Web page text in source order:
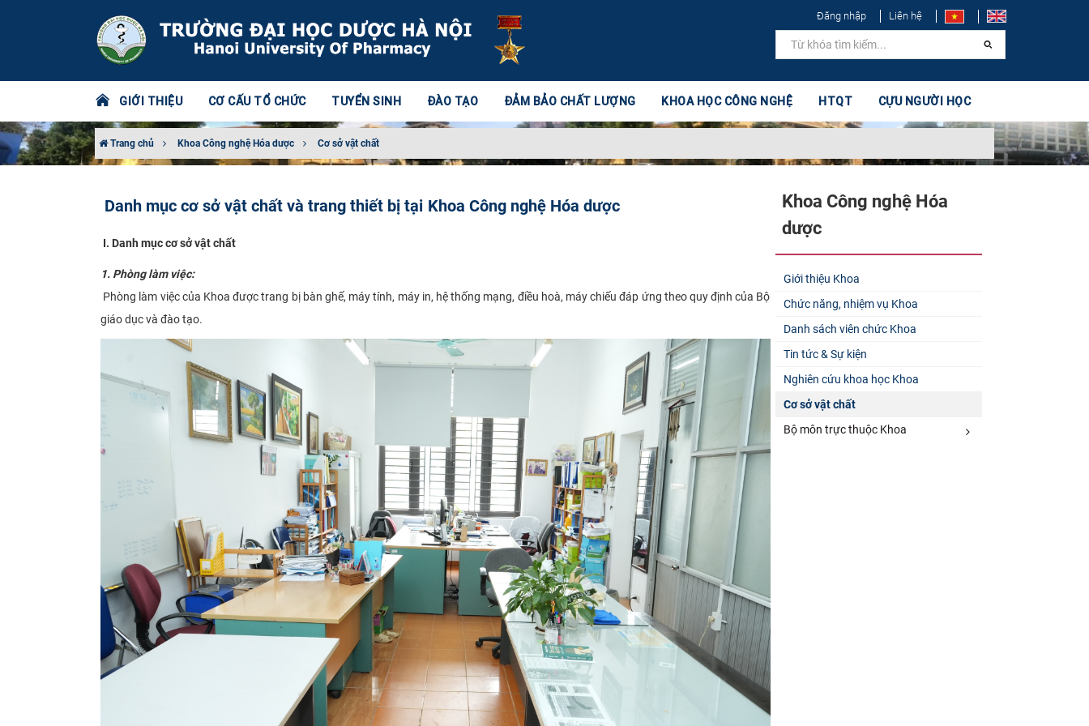
Đăng nhập Liên hệ
GIỚI THIỆU CƠ CẤU TỔ CHỨC TUYỂN SINH ĐÀO TẠO ĐẢM BẢO CHẤT LƯỢNG KHOA HỌC CÔNG NGHỆ HTQT CỰU NGƯỜI HỌC
Trang chủ Khoa Công nghệ Hóa dược Cơ sở vật chất
Danh mục cơ sở vật chất và trang thiết bị tại Khoa Công nghệ Hóa dược
I. Danh mục cơ sở vật chất
1. Phòng làm việc:
Phòng làm việc của Khoa được trang bị bàn ghế, máy tính, máy in, hệ thống mạng, điều hoà, máy chiếu đáp ứng theo quy định của Bộ
giáo dục và đào tạo.
Khoa Công nghệ Hóa
dược
Giới thiệu Khoa
Chức năng, nhiệm vụ Khoa
Danh sách viên chức Khoa
Tin tức & Sự kiện
Nghiên cứu khoa học Khoa
Cơ sở vật chất
Bộ môn trực thuộc Khoa